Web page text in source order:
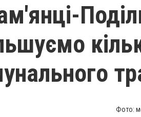
Фото: